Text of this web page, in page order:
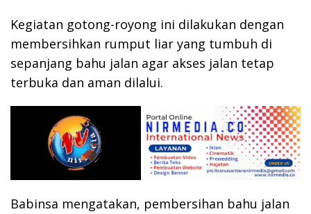
Kegiatan gotong-royong ini dilakukan dengan
membersihkan rumput liar yang tumbuh di
sepanjang bahu jalan agar akses jalan tetap
terbuka dan aman dilalui.
Babinsa mengatakan, pembersihan bahu jalan